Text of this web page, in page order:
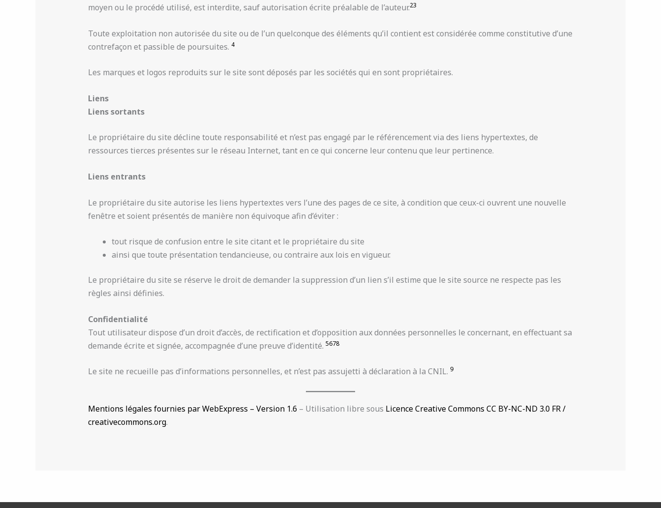
moyen ou le procédé utilisé, est interdite, sauf autorisation écrite préalable de l’auteur.23
Toute exploitation non autorisée du site ou de l’un quelconque des éléments qu’il contient est considérée comme constitutive d’une
contrefaçon et passible de poursuites. 4
Les marques et logos reproduits sur le site sont déposés par les sociétés qui en sont propriétaires.
Liens
Liens sortants
Le propriétaire du site décline toute responsabilité et n’est pas engagé par le référencement via des liens hypertextes, de
ressources tierces présentes sur le réseau Internet, tant en ce qui concerne leur contenu que leur pertinence.
Liens entrants
Le propriétaire du site autorise les liens hypertextes vers l’une des pages de ce site, à condition que ceux-ci ouvrent une nouvelle
fenêtre et soient présentés de manière non équivoque afin d’éviter :
tout risque de confusion entre le site citant et le propriétaire du site
ainsi que toute présentation tendancieuse, ou contraire aux lois en vigueur.
Le propriétaire du site se réserve le droit de demander la suppression d’un lien s’il estime que le site source ne respecte pas les
règles ainsi définies.
Confidentialité
Tout utilisateur dispose d’un droit d’accès, de rectification et d’opposition aux données personnelles le concernant, en effectuant sa
demande écrite et signée, accompagnée d’une preuve d’identité. 5678
Le site ne recueille pas d’informations personnelles, et n’est pas assujetti à déclaration à la CNIL. 9
Mentions légales fournies par WebExpress – Version 1.6 – Utilisation libre sous Licence Creative Commons CC BY-NC-ND 3.0 FR /
creativecommons.org.